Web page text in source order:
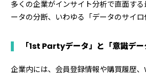
多くの企業がインサイト分析で直面す
ータの分断、いわゆる「データのサイロ
「1st Partyデータ」と「意識デ
企業内には、会員登録情報や購買履歴